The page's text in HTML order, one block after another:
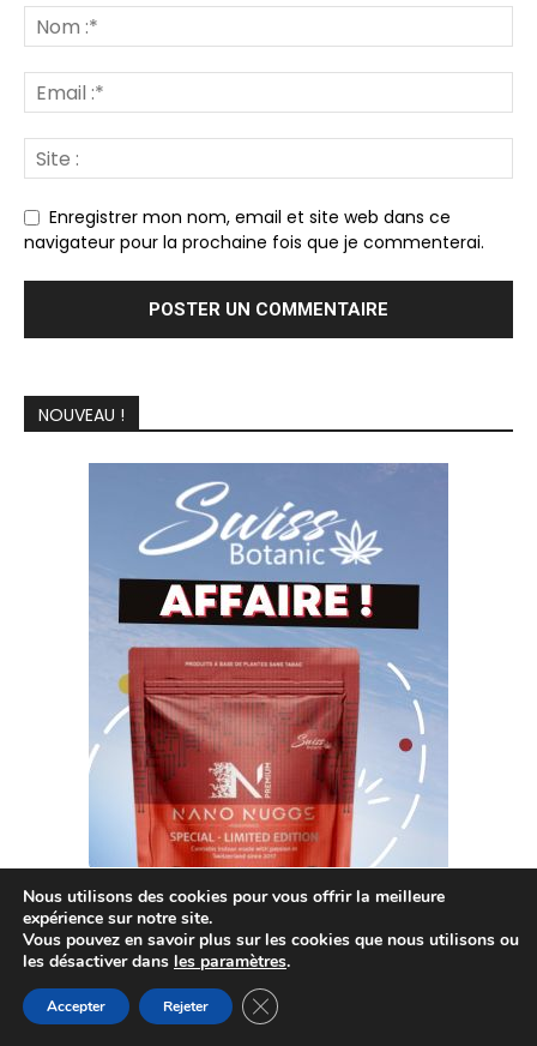
Enregistrer mon nom, email et site web dans ce
navigateur pour la prochaine fois que je commenterai.
NOUVEAU !
Nous utilisons des cookies pour vous offrir la meilleure
expérience sur notre site.
Vous pouvez en savoir plus sur les cookies que nous utilisons ou
les désactiver dans les paramètres.
Accepter Rejeter Fermer la bannière des cookies